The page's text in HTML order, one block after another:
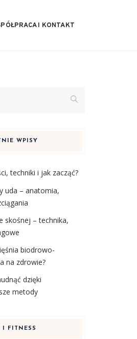
I KONTAKT
WPISY
techniki i jak zacząć?
uda – anatomia,
skośnej – technika,
biodrowo-
na zdrowie?
dzięki
metody
I FITNESS